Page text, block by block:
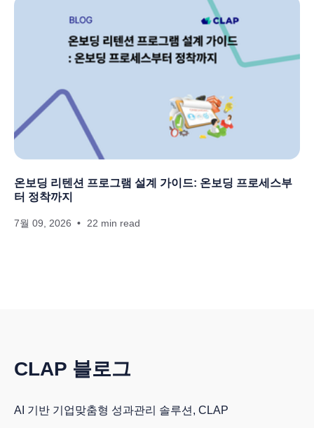
온보딩 리텐션 프로그램 설계 가이드: 온보딩 프로세스부
터 정착까지
7월 09, 2026 22 min read
CLAP 블로그
AI 기반 기업맞춤형 성과관리 솔루션, CLAP